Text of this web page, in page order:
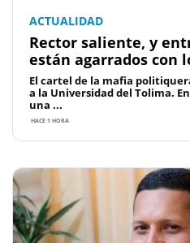
ACTUALIDAD
Rector saliente, y
están agarrados con
El cartel de la mafia
a la Universidad del Tolima.
una ...
HACE 1 HORA